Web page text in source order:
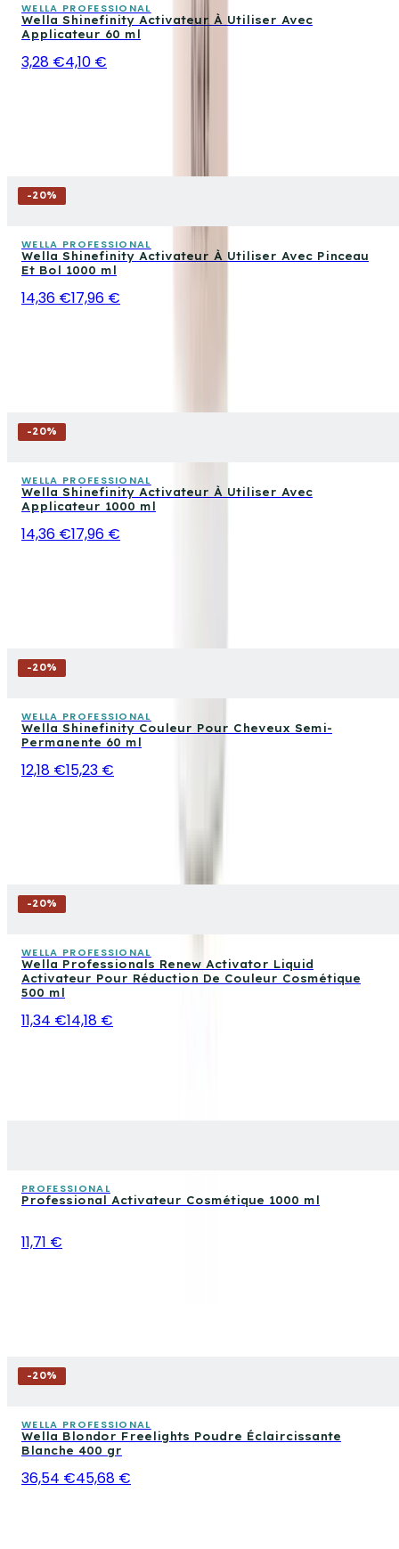
WELLA PROFESSIONAL
Wella Shinefinity Activateur À Utiliser Avec
Applicateur 60 ml
3,28 €4,10 €
-20%
WELLA PROFESSIONAL
Wella Shinefinity Activateur À Utiliser Avec Pinceau
Et Bol 1000 ml
14,36 €17,96 €
-20%
WELLA PROFESSIONAL
Wella Shinefinity Activateur À Utiliser Avec
Applicateur 1000 ml
14,36 €17,96 €
-20%
WELLA PROFESSIONAL
Wella Shinefinity Couleur Pour Cheveux Semi-
Permanente 60 ml
12,18 €15,23 €
-20%
WELLA PROFESSIONAL
Wella Professionals Renew Activator Liquid
Activateur Pour Réduction De Couleur Cosmétique
500 ml
11,34 €14,18 €
PROFESSIONAL
Professional Activateur Cosmétique 1000 ml
11,71 €
-20%
WELLA PROFESSIONAL
Wella Blondor Freelights Poudre Éclaircissante
Blanche 400 gr
36,54 €45,68 €